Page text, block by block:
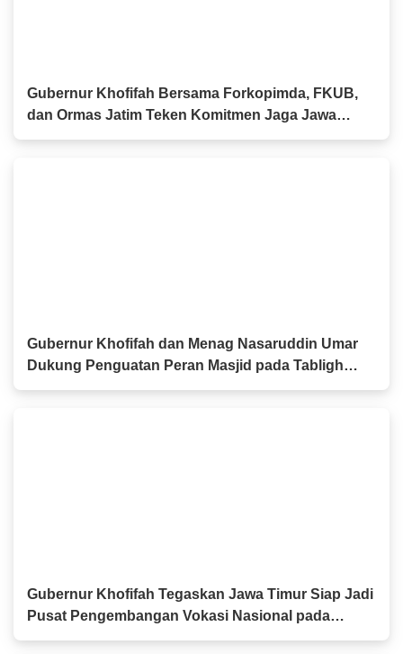
Gubernur Khofifah Bersama Forkopimda, FKUB,
dan Ormas Jatim Teken Komitmen Jaga Jawa
Timur Tetap Damai
Gubernur Khofifah dan Menag Nasaruddin Umar
Dukung Penguatan Peran Masjid pada Tabligh
Akbar IGIC 2026
Gubernur Khofifah Tegaskan Jawa Timur Siap Jadi
Pusat Pengembangan Vokasi Nasional pada
OLIVIA XI 2026